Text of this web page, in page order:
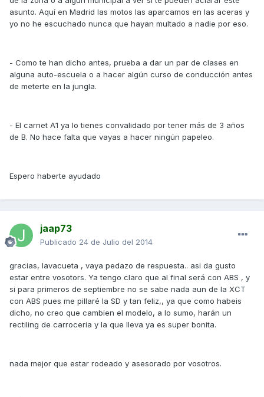
asunto. Aquí en Madrid las motos las aparcamos en las aceras y
yo no he escuchado nunca que hayan multado a nadie por eso.
- Como te han dicho antes, prueba a dar un par de clases en
alguna auto-escuela o a hacer algún curso de conducción antes
de meterte en la jungla.
- El carnet A1 ya lo tienes convalidado por tener más de 3 años
de B. No hace falta que vayas a hacer ningún papeleo.
Espero haberte ayudado
jaap73
Publicado 24 de Julio del 2014
gracias, lavacueta , vaya pedazo de respuesta.. asi da gusto
estar entre vosotors. Ya tengo claro que al final será con ABS , y
si para primeros de septiembre no se sabe nada aun de la XCT
con ABS pues me pillaré la SD y tan feliz,, ya que como habeis
dicho, no creo que cambien el modelo, a lo sumo, harán un
rectiling de carroceria y la que lleva ya es super bonita.
nada mejor que estar rodeado y asesorado por vosotros.